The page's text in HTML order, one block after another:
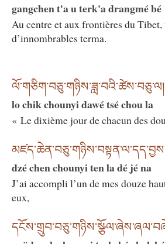
gangchen t'a u terk'a drangmé bé
Au centre et aux frontières du
d’innombrables terma.
ལོ་གཅིག་བཅུ་གཉིས་ཟླ་བའི་ཚེས་བཅུ་ལ།
lo chik chounyi dawé tsé chou la
« Le dixième jour de chacun des
dzé chen chounyi ten la dé jé na
J’ai accompli l’un de mes douze
eux,